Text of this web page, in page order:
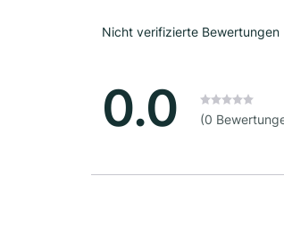
Nicht verifizierte Bewertungen
0.0 (0